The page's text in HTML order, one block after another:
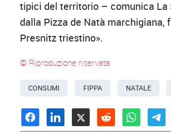
tipici del territorio – comunica La
dalla Pizza de Natà marchigiana,
Presnitz triestino».
© Riproduzione riservata
CONSUMI FIPPA NATALE